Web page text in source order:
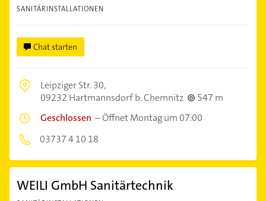
SANITÄRINSTALLATIONEN
Chat starten
Leipziger Str. 30,
09232 Hartmannsdorf b. Chemnitz
547 m
Geschlossen –Öffnet Montag um 07:00
03737 4 10 18
WEILI GmbH Sanitärtechnik